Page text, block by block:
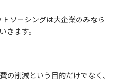
ソーシングは大企業のみなら
きます。
の削減という目的だけでなく、